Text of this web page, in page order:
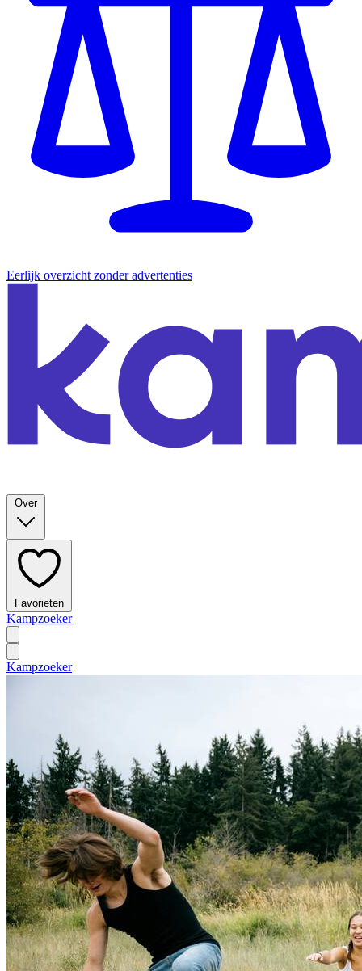
Eerlijk overzicht zonder advertenties
Over
Favorieten
Kampzoeker
Kampzoeker